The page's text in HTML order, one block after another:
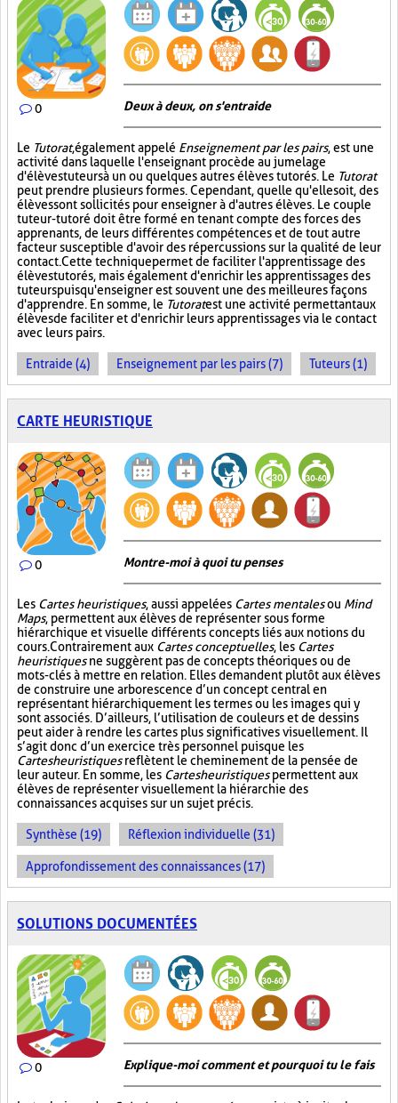
0 Deux à deux, on s'entraide
Le Tutorat, également appelé Enseignement par les pairs, est une
activité dans laquelle l'enseignant procède au jumelage
d'élèves tuteurs à un ou quelques autres élèves tutorés. Le Tutorat
peut prendre plusieurs formes. Cependant, quelle qu'elle soit, des
élèves sont sollicités pour enseigner à d'autres élèves. Le couple
tuteur-tutoré doit être formé en tenant compte des forces des
apprenants, de leurs différentes compétences et de tout autre
facteur susceptible d'avoir des répercussions sur la qualité de leur
contact. Cette technique permet de faciliter l'apprentissage des
élèves tutorés, mais également d'enrichir les apprentissages des
tuteurs puisqu'enseigner est souvent une des meilleures façons
d'apprendre. En somme, le Tutoratest une activité permettant aux
élèves de faciliter et d'enrichir leurs apprentissages via le contact
avec leurs pairs.
Entraide (4) Enseignement par les pairs (7) Tuteurs (1)
CARTE HEURISTIQUE
0 Montre-moi à quoi tu penses
Les Cartes heuristiques, aussi appelées Cartes mentalesou Mind
Maps, permettent aux élèves de représenter sous forme
hiérarchique et visuelle différents concepts liés aux notions du
cours. Contrairement aux Cartes conceptuelles, les Cartes
heuristiquesne suggèrent pas de concepts théoriques ou de
mots-clés à mettre en relation. Elles demandent plutôt aux élèves
de construire une arborescence d’un concept central en
représentant hiérarchiquement les termes ou les images qui y
sont associés. D’ailleurs, l’utilisation de couleurs et de dessins
peut aider à rendre les cartes plus significatives visuellement. Il
s’agit donc d’un exercice très personnel puisque les
Cartes heuristiquesreflètent le cheminement de la pensée de
leur auteur. En somme, les Cartes heuristiquespermettent aux
élèves de représenter visuellement la hiérarchie des
connaissances acquises sur un sujet précis.
Synthèse (19) Réflexion individuelle (31)
Approfondissement des connaissances (17)
SOLUTIONS DOCUMENTÉES
0 Explique-moi comment et pourquoi tu le fais